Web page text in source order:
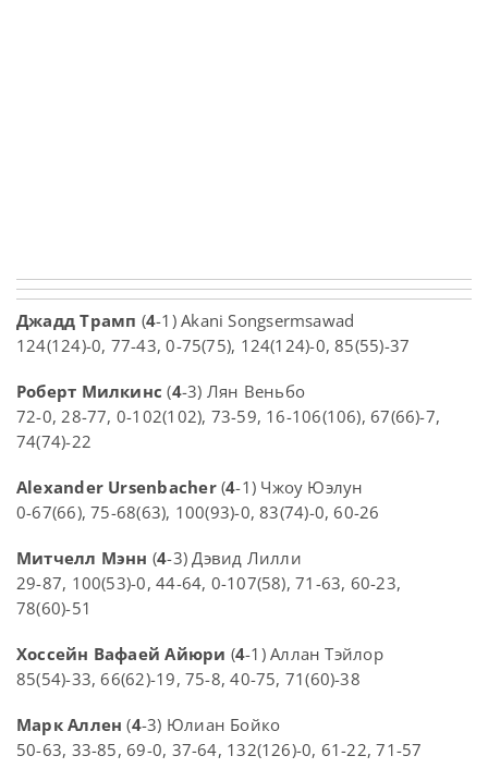
Джадд Трамп (4-1) Akani Songsermsawad
124(124)-0, 77-43, 0-75(75), 124(124)-0, 85(55)-37
Роберт Милкинс (4-3) Лян Веньбо
72-0, 28-77, 0-102(102), 73-59, 16-106(106), 67(66)-7,
74(74)-22
Alexander Ursenbacher(4-1) Чжоу Юэлун
0-67(66), 75-68(63), 100(93)-0, 83(74)-0, 60-26
Митчелл Мэнн (4-3) Дэвид Лилли
29-87, 100(53)-0, 44-64, 0-107(58), 71-63, 60-23,
78(60)-51
Хоссейн Вафаей Айюри (4-1) Аллан Тэйлор
85(54)-33, 66(62)-19, 75-8, 40-75, 71(60)-38
Марк Аллен (4-3) Юлиан Бойко
50-63, 33-85, 69-0, 37-64, 132(126)-0, 61-22, 71-57